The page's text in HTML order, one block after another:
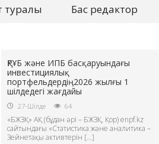
туралы Бас редактор
ҚРҰБ және ИПБ басқаруындағы
инвестициялық
портфельдердің2026 жылғы 1
шілдедегі жағдайы
27-Шілде 64
«БЖЗҚ» АҚ (бұдан әрі – БЖЗҚ, Қор) enpf.kz
сайтындағы «Статистика және аналитика –
Зейнетақы активтерін […]